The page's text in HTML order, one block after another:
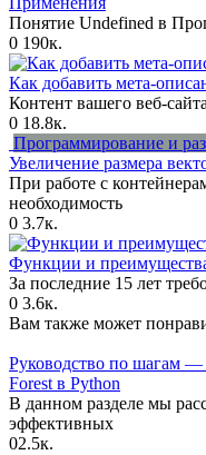
Понятие Undefined в
0 190к.
Как добавить мета-
Контент вашего веб-
0 18.8к.
Программирование и
Увеличение размера
При работе с
необходимость
0 3.7к.
Функции и
За последние 15 лет
0 3.6к.
Вам также может
Руководство по шагам —
Forest в Python
В данном разделе мы
эффективных
02.5к.